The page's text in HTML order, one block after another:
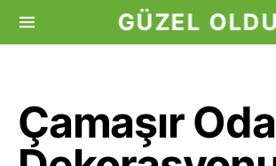
GÜZEL OLDU
Çamaşır